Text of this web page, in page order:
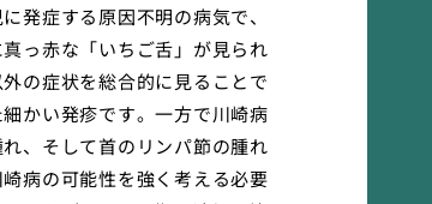
発症する原因不明の病気で、
っ赤な「いちご舌」が見られ
の症状を総合的に見ることで
かい発疹です。一方で川崎病
、そして首のリンパ節の腫れ
病の可能性を強く考える必要